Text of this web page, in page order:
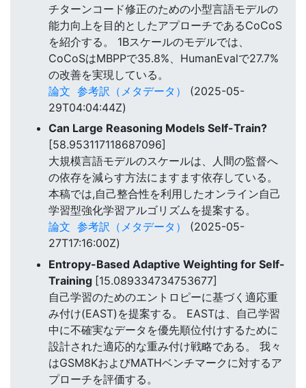
チターンコード修正のための小型言語モデルの
能力向上を目的としたアプローチであるCoCoS
を紹介する。 1Bスケールのモデルでは、
CoCoSはMBPPで35.8%、HumanEvalで27.7%
の改善を実現している。
論文 参考訳（メタデータ）
(2025-05-
29T04:04:44Z)
Can Large Reasoning Models Self-Train?
[58.953117118687096]
大規模言語モデルのスケールは、人間の監督へ
の依存を減らす方法にますます依存している。
本稿では,自己整合性を利用したオンライン自己
学習型強化学習アルゴリズムを提案する。
論文 参考訳（メタデータ）
(2025-05-
27T17:16:00Z)
Entropy-Based Adaptive Weighting for Self-
Training [15.089334734753677]
自己学習のためのエントロピーに基づく適応重
み付け(EAST)を提案する。 EASTは、自己学習
中に不確実なデータを優先順位付けするために
設計された適応的な重み付け戦略である。 我々
はGSM8KおよびMATHベンチマークに対するア
プローチを評価する。